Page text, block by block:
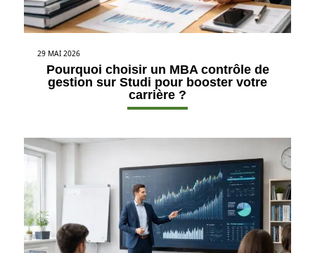
29 MAI 2026
Pourquoi choisir un MBA contrôle de
gestion sur Studi pour booster votre
carrière ?